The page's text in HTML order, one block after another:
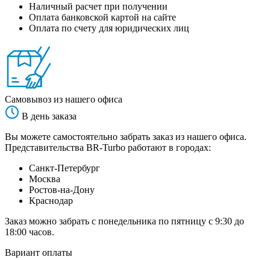
Наличный расчет при получении
Оплата банковской картой на сайте
Оплата по счету для юридических лиц
Самовывоз из нашего офиса
В день заказа
Вы можете самостоятельно забрать заказ из нашего офиса.
Представительства BR-Turbo работают в городах:
Санкт-Петербург
Москва
Ростов-на-Дону
Краснодар
Заказ можно забрать с понедельника по пятницу с 9:30 до
18:00 часов.
Вариант оплаты